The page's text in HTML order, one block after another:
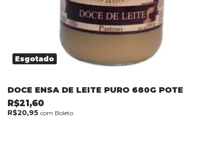
Esgotado
DOCE ENSA DE LEITE PURO 680G POTE
R$21,60
R$20,95 com Boleto